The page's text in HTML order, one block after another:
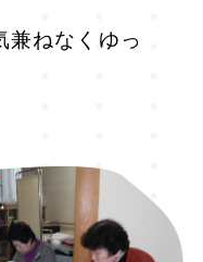
兼ねなくゆっ